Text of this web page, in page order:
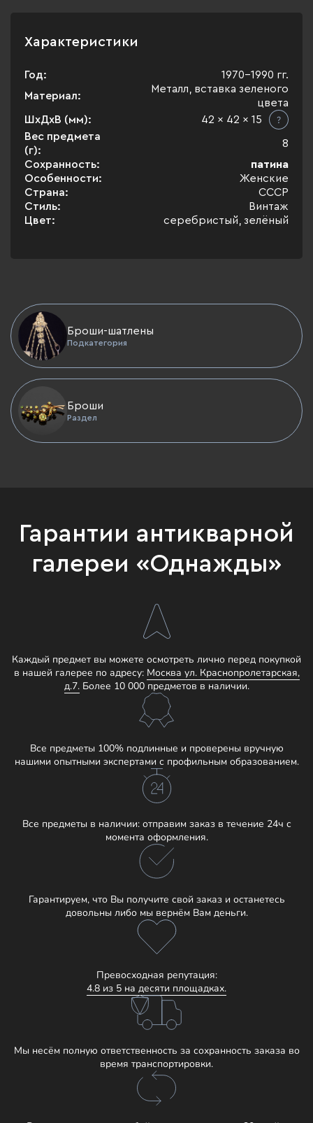
Характеристики
Год:
1970-1990 гг.
Материал:
Металл, вставка зеленого
цвета
ШхДхВ (мм):
42 x 42 x 15
Вес предмета
(г):
8
Сохранность:
патина
Особенности:
Женские
Страна:
СССР
Стиль:
Винтаж
Цвет:
серебристый, зелёный
Броши-шатлены
Подкатегория
Броши
Раздел
Гарантии антикварной
галереи «Однажды»
Каждый предмет вы можете осмотреть лично перед покупкой
в нашей галерее по адресу: Москва ул. Краснопролетарская,
д.7.Более 10 000 предметов в наличии.
Все предметы 100% подлинные и проверены вручную
нашими опытными экспертами с профильным образованием.
Все предметы в наличии: отправим заказ в течение 24ч с
момента оформления.
Гарантируем, что Вы получите свой заказ и останетесь
довольны либо мы вернём Вам деньги.
Превосходная репутация:
4.8 из 5 на десяти площадках.
Мы несём полную ответственность за сохранность заказа во
время транспортировки.